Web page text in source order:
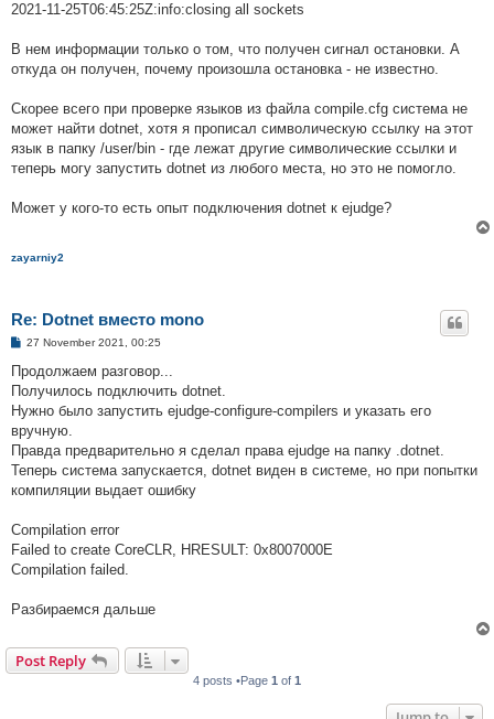
2021-11-25T06:45:25Z:info:closing all sockets
В нем информации только о том, что получен сигнал остановки. А
откуда он получен, почему произошла остановка - не известно.
Скорее всего при проверке языков из файла compile.cfg система не
может найти dotnet, хотя я прописал символическую ссылку на этот
язык в папку /user/bin - где лежат другие символические ссылки и
теперь могу запустить dotnet из любого места, но это не помогло.
Может у кого-то есть опыт подключения dotnet к ejudge?
zayarniy2
Re: Dotnet вместо mono
P
s
t
27 November 2021, 00:25
Продолжаем разговор...
Получилось подключить dotnet.
Нужно было запустить ejudge-configure-compilers и указать его
вручную.
Правда предварительно я сделал права ejudge на папку .dotnet.
Теперь система запускается, dotnet виден в системе, но при попытки
компиляции выдает ошибку
Compilation error
Failed to create CoreCLR, HRESULT: 0x8007000E
Compilation failed.
Разбираемся дальше
Post Reply
4 posts •Page 1 of 1